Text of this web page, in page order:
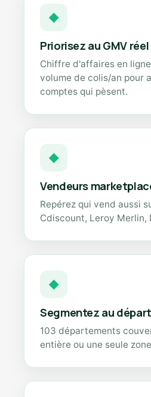
◆
Priorisez au GMV réel
Chiffre d'affaires en
volume de colis/an pour
comptes qui pèsent.
◆
Vendeurs
Repérez qui vend aussi
Cdiscount, Leroy Merlin,
◆
Segmentez au
103 départements
entière ou une seule